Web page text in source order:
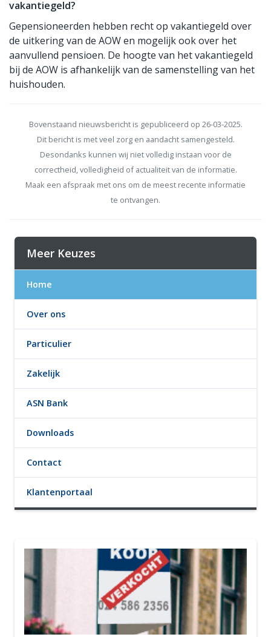
vakantiegeld?
Gepensioneerden hebben recht op vakantiegeld over
de uitkering van de AOW en mogelijk ook over het
aanvullend pensioen. De hoogte van het vakantiegeld
bij de AOW is afhankelijk van de samenstelling van het
huishouden.
Bovenstaand nieuwsbericht is gepubliceerd op 26-03-2025.
Dit bericht is met veel zorg en aandacht samengesteld.
Desondanks kunnen wij niet volledig instaan voor de
correctheid, volledigheid of actualiteit van de informatie.
Maak een afspraak met ons om de meest recente informatie
te ontvangen.
Meer Keuzes
Home
Over ons
Particulier
Zakelijk
ASN Bank
Downloads
Contact
Klantenportaal